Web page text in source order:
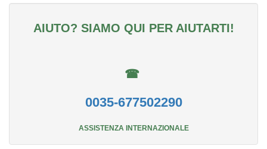
AIUTO? SIAMO QUI PER AIUTARTI!
☎
0035-677502290
ASSISTENZA INTERNAZIONALE